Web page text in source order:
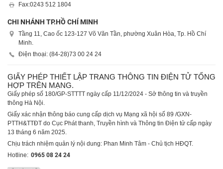
Fax:0243 512 1804
CHI NHÁNH TP.HỒ CHÍ MINH
Tầng 11, Cao ốc 123-127 Võ Văn Tần, phường Xuân Hòa, Tp. Hồ Chí
Minh.
Điện thoại: (84-28)73 00 24 24
GIẤY PHÉP THIẾT LẬP TRANG THÔNG TIN ĐIỆN TỬ TỔNG
HỢP TRÊN MẠNG.
Giấy phép số 180/GP-STTTT ngày cấp 11/12/2024 - Sở thông tin và truyền
thông Hà Nội.
Giấy xác nhận thông báo cung cấp dịch vụ Mạng xã hội số 89 /GXN-
PTTH&TTĐT do Cục Phát thanh, Truyền hình và Thông tin Điện tử cấp ngày
13 tháng 6 năm 2025.
Chịu trách nhiệm quản lý nội dung: Phan Minh Tâm - Chủ tịch HĐQT.
Hotline: 0965 08 24 24